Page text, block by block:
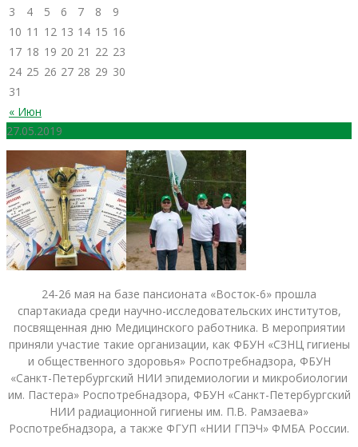
« Июн
3
4 5 6 7 8
9
10 11 12 13 14 15 16
17 18 19 20 21 22 23
24 25 26 27 28 29 30
31
27.05.2019
24-26 мая на базе пансионата «Восток-6» прошла
спартакиада среди научно-исследовательских институтов,
посвященная дню Медицинского работника. В мероприятии
приняли участие такие организации, как ФБУН «СЗНЦ гигиены
и общественного здоровья» Роспотребнадзора, ФБУН
«Санкт-Петербургский НИИ эпидемиологии и микробиологии
им. Пастера» Роспотребнадзора, ФБУН «Санкт-Петербургский
НИИ радиационной гигиены им. П.В. Рамзаева»
Роспотребнадзора, а также ФГУП «НИИ ГПЭЧ» ФМБА России.